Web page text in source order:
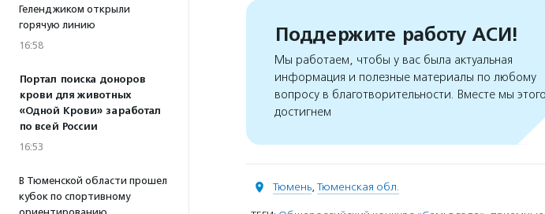
Геленджиком открыли
горячую линию
16:58
Портал поиска доноров
крови для животных
«Одной Крови» заработал
по всей России
16:53
В Тюменской области прошел
кубок по спортивному
Поддержите работу АСИ!
Мы работаем, чтобы у вас была актуальная
информация и полезные материалы по любому
вопросу в благотворительности. Вместе мы этого
достигнем
Тюмень, Тюменская обл.